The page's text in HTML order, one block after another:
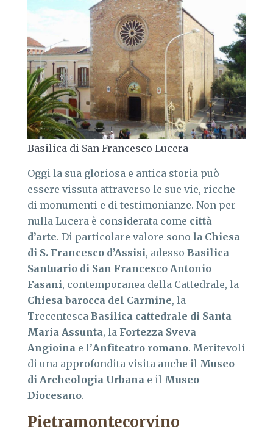
Basilica di San Francesco Lucera
Oggi la sua gloriosa e antica storia può
essere vissuta attraverso le sue vie, ricche
di monumenti e di testimonianze. Non per
nulla Lucera è considerata come città
d’arte. Di particolare valore sono la Chiesa
di S. Francesco d’Assisi, adesso Basilica
Santuario di San Francesco Antonio
Fasani, contemporanea della Cattedrale, la
Chiesa barocca del Carmine, la
Trecentesca Basilica cattedrale di Santa
Maria Assunta, la Fortezza Sveva
Angioina e l’Anfiteatro romano. Meritevoli
di una approfondita visita anche il Museo
di Archeologia Urbana e il Museo
Diocesano.
Pietramontecorvino